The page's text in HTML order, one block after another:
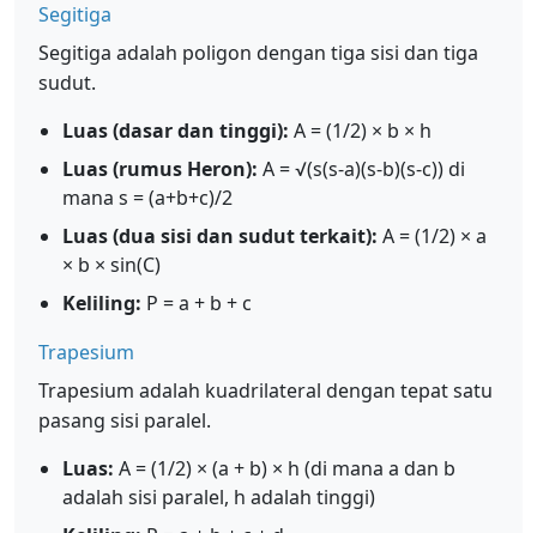
Segitiga
Segitiga adalah poligon dengan tiga sisi dan tiga
sudut.
Luas (dasar dan tinggi): A = (1/2) × b × h
Luas (rumus Heron): A = √(s(s-a)(s-b)(s-c)) di
mana s = (a+b+c)/2
Luas (dua sisi dan sudut terkait): A = (1/2) × a
× b × sin(C)
Keliling: P = a + b + c
Trapesium
Trapesium adalah kuadrilateral dengan tepat satu
pasang sisi paralel.
Luas: A = (1/2) × (a + b) × h (di mana a dan b
adalah sisi paralel, h adalah tinggi)